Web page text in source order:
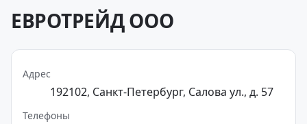
ЕВРОТРЕЙД ООО
Адрес
192102, Санкт-Петербург, Салова ул., д. 57
Телефоны